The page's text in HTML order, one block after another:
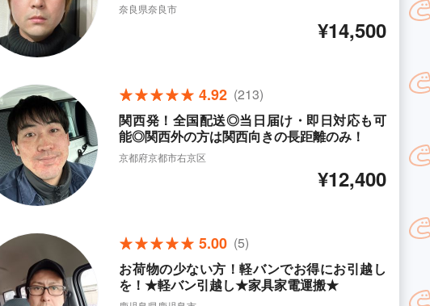
奈良県奈良市
¥14,500
4.92 (213)
関西発！全国配送◎当日届け・即日対応も可
能◎関西外の方は関西向きの長距離のみ！
京都府京都市右京区
¥12,400
5.00 (5)
お荷物の少ない方！軽バンでお得にお引越し
を！★軽バン引越し★家具家電運搬★